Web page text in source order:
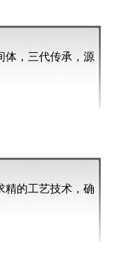
体，三代传承，源
精的工艺技术，确